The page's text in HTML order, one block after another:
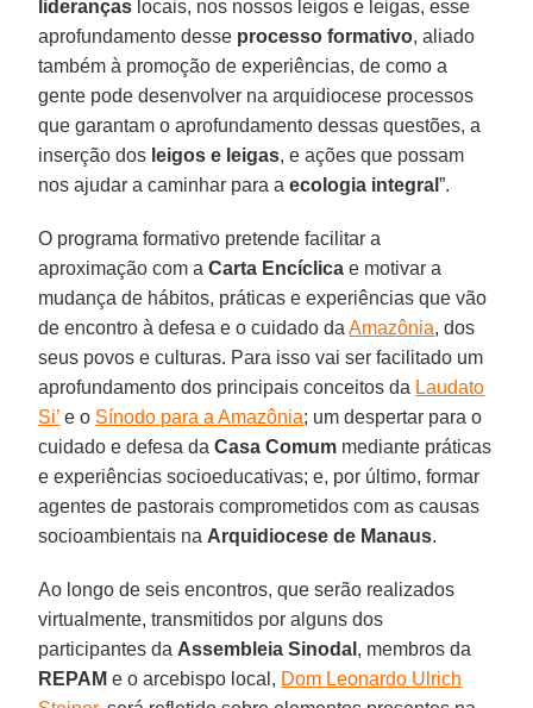
lideranças locais, nos nossos leigos e leigas, esse
aprofundamento desse processo formativo, aliado
também à promoção de experiências, de como a
gente pode desenvolver na arquidiocese processos
que garantam o aprofundamento dessas questões, a
inserção dos leigos e leigas, e ações que possam
nos ajudar a caminhar para aecologia integral”.
O programa formativo pretende facilitar a
aproximação com aCarta Encíclica e motivar a
mudança de hábitos, práticas e experiências que vão
de encontro à defesa e o cuidado daAmazônia, dos
seus povos e culturas. Para isso vai ser facilitado um
aprofundamento dos principais conceitos da Laudato
Si’ e o Sínodo para a Amazônia; um despertar para o
cuidado e defesa daCasa Comum mediante práticas
e experiências socioeducativas; e, por último, formar
agentes de pastorais comprometidos com as causas
socioambientais na Arquidiocese de Manaus.
Ao longo de seis encontros, que serão realizados
virtualmente, transmitidos por alguns dos
participantes da Assembleia Sinodal , membros da
REPAM e o arcebispo local, Dom Leonardo Ulrich